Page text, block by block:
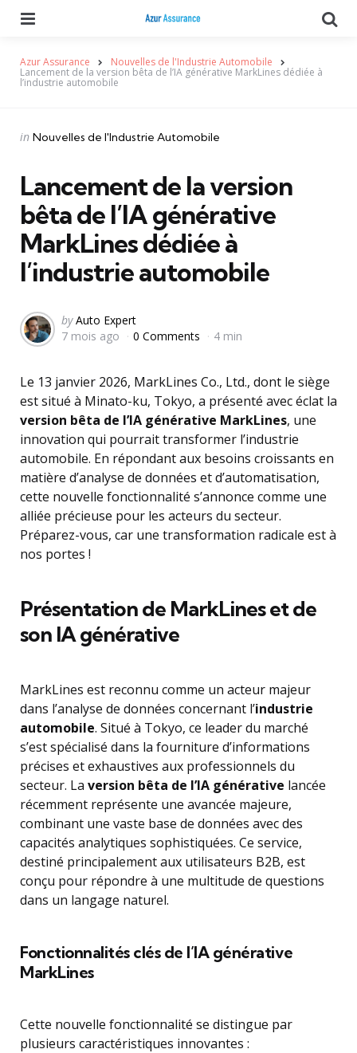
Azur Assurance Nouvelles de l'Industrie Automobile
Lancement de la version bêta de l’IA générative MarkLines dédiée à
l’industrie automobile
Categories
Posted
in Nouvelles de l'Industrie Automobile
Lancement de la version
bêta de l’IA générative
MarkLines dédiée à
l’industrie automobile
Posted
by
by Auto Expert
7 mois ago
0 Comments 4 min
Le 13 janvier 2026, MarkLines Co., Ltd., dont le siège
est situé à Minato-ku, Tokyo, a présenté avec éclat la
version bêta de l’IA générative MarkLines, une
innovation qui pourrait transformer l’industrie
automobile. En répondant aux besoins croissants en
matière d’analyse de données et d’automatisation,
cette nouvelle fonctionnalité s’annonce comme une
alliée précieuse pour les acteurs du secteur.
Préparez-vous, car une transformation radicale est à
nos portes !
Présentation de MarkLines et de
son IA générative
MarkLines est reconnu comme un acteur majeur
dans l’analyse de données concernant l’industrie
automobile. Situé à Tokyo, ce leader du marché
s’est spécialisé dans la fourniture d’informations
précises et exhaustives aux professionnels du
secteur. La version bêta de l’IA générative lancée
récemment représente une avancée majeure,
combinant une vaste base de données avec des
capacités analytiques sophistiquées. Ce service,
destiné principalement aux utilisateurs B2B, est
conçu pour répondre à une multitude de questions
dans un langage naturel.
Fonctionnalités clés de l’IA générative
MarkLines
Cette nouvelle fonctionnalité se distingue par
plusieurs caractéristiques innovantes :